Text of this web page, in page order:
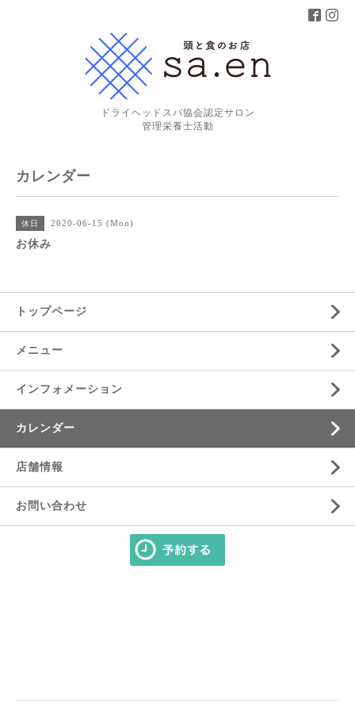
ドライヘッドスパ協会認定サロン
管理栄養士活動
カレンダー
休日 2020-06-15 (Mon)
お休み
トップページ
メニュー
インフォメーション
カレンダー
店舗情報
お問い合わせ